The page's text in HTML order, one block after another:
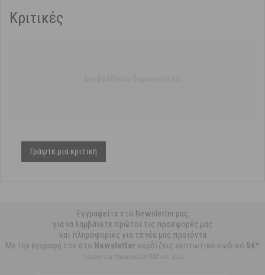
Κριτικές
Γράψτε μια κριτική
Εγγραφείτε στο Newsletter μας
για να λαμβάνετε πρώτοι τις προσφορές μας
και πληροφορίες για τα νέα μας προϊόντα
Με την εγγραφή σου στο Newsletter κερδίζεις εκπτωτικό κωδικό 5€*
*ισχύει για παραγγελία 59€ και άνω